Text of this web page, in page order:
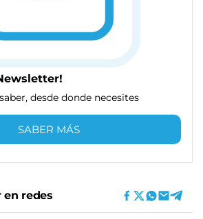
desde donde necesites
SABER MÁS
en redes